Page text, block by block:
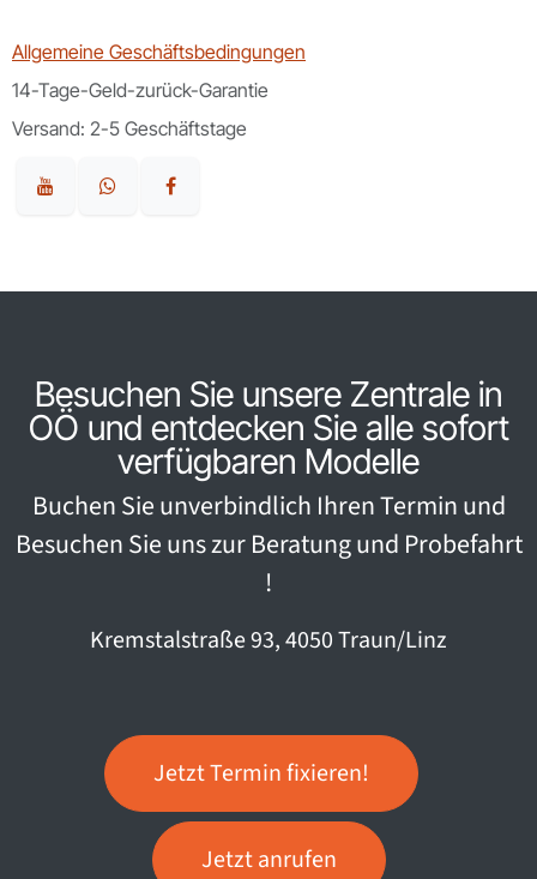
Allgemeine Geschäftsbedingungen
14-Tage-Geld-zurück-Garantie
Versand: 2-5 Geschäftstage
Besuchen Sie unsere Zentrale in
OÖ und entdecken Sie alle sofort
verfügbaren Modelle
Buchen Sie unverbindlich Ihren Termin und
Besuchen Sie uns zur Beratung und Probefahrt
!
Kremstalstraße 93, 4050 Traun/Linz
Jetzt Termin fixieren!
Jetzt anrufen